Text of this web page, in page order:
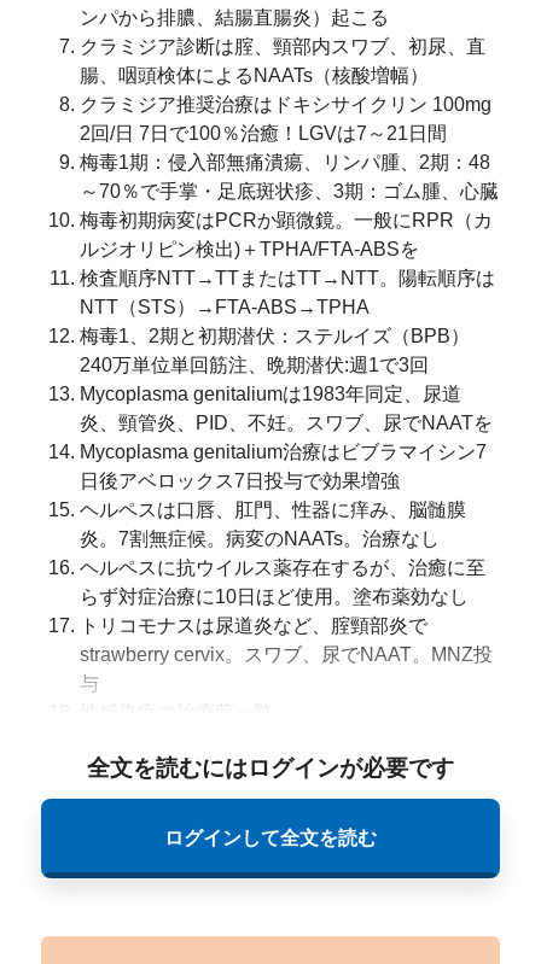
ンパから排膿、結腸直腸炎）起こる
クラミジア診断は腟、頸部内スワブ、初尿、直
腸、咽頭検体によるNAATs（核酸増幅）
クラミジア推奨治療はドキシサイクリン 100mg
2回/日 7日で100％治癒！LGVは7～21日間
梅毒1期：侵入部無痛潰瘍、リンパ腫、2期：48
～70％で手掌・足底斑状疹、3期：ゴム腫、心臓
梅毒初期病変はPCRか顕微鏡。一般にRPR（カ
ルジオリピン検出)＋TPHA/FTA-ABSを
検査順序NTT→TTまたはTT→NTT。陽転順序は
NTT（STS）→FTA-ABS→TPHA
梅毒1、2期と初期潜伏：ステルイズ（BPB）
240万単位単回筋注、晩期潜伏:週1で3回
Mycoplasma genitaliumは1983年同定、尿道
炎、頸管炎、PID、不妊。スワブ、尿でNAATを
Mycoplasma genitalium治療はビブラマイシン7
日後アベロックス7日投与で効果増強
ヘルペスは口唇、肛門、性器に痒み、脳髄膜
炎。7割無症候。病変のNAATs。治療なし
ヘルペスに抗ウイルス薬存在するが、治癒に至
らず対症治療に10日ほど使用。塗布薬効なし
トリコモナスは尿道炎など、腟頸部炎で
strawberry cervix。スワブ、尿でNAAT。MNZ投
与
性感染症の治療薬一覧
全文を読むにはログインが必要です
ログインして全文を読む